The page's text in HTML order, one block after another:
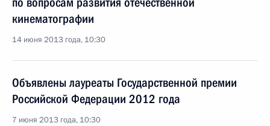
кинематографии
14 июня 2013 года, 10:30
Объявлены лауреаты Государственной премии
Российской Федерации 2012 года
7 июня 2013 года, 10:30